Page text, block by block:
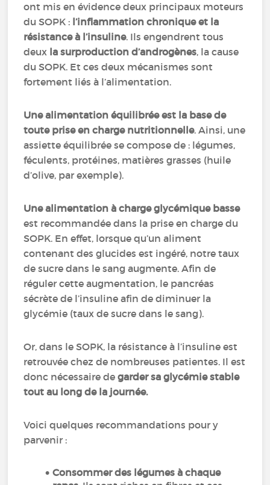
ont mis en évidence deux principaux moteurs
du SOPK : l’inflammation chronique et la
résistance à l’insuline. Ils engendrent tous
deux la surproduction d’androgènes, la cause
du SOPK. Et ces deux mécanismes sont
fortement liés à l’alimentation.
Une alimentation équilibrée est la base de
toute prise en charge nutritionnelle. Ainsi, une
assiette équilibrée se compose de : légumes,
féculents, protéines, matières grasses (huile
d’olive, par exemple).
Une alimentation à charge glycémique basse
est recommandée dans la prise en charge du
SOPK. En effet, lorsque qu’un aliment
contenant des glucides est ingéré, notre taux
de sucre dans le sang augmente. Afin de
réguler cette augmentation, le pancréas
sécrète de l’insuline afin de diminuer la
glycémie (taux de sucre dans le sang).
Or, dans le SOPK, la résistance à l’insuline est
retrouvée chez de nombreuses patientes. Il est
donc nécessaire de garder sa glycémie stable
tout au long de la journée.
Voici quelques recommandations pour y
parvenir :
Consommer des légumes à chaque